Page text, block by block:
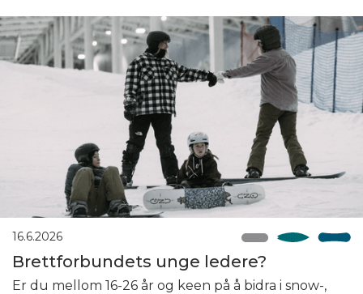
16.6.2026
Brettforbundets unge ledere?
Er du mellom 16-26 år og keen på å bidra i snow-,